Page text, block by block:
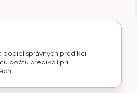
podiel správnych predikcií
počtu predikcií pri